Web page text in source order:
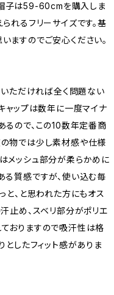
子は59-60cmを購入しま
れるフリーサイズです。基
ますのでご安心ください。
いただければ全く問題ない
ャップは数年に一度マイナ
るので、この10数年定番商
物では少し素材感や仕様
メッシュ部分が柔らかめに
る質感ですが、使い込む毎
と、と思われた方にもオス
止め、スベリ部分がポリエ
おりますので吸汗性は格
としたフィット感がありま